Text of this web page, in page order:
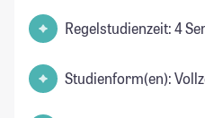
Regelstudienzeit: 4
Studienform(en):